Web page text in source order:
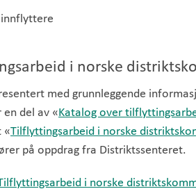
i norske
med grunnleggende
del av «Katalog over
«Tilflyttingsarbeid i norske
på oppdrag fra Distriktssenteret.
i norske